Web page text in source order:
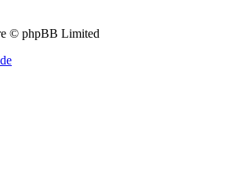
© phpBB Limited